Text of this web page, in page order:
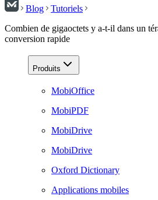
Blog
Tutoriels
Combien de gigaoctets y a-t-il dans un
conversion rapide
Produits
MobiOffice
MobiPDF
MobiDrive
MobiDrive
Oxford Dictionary
Applications mobiles